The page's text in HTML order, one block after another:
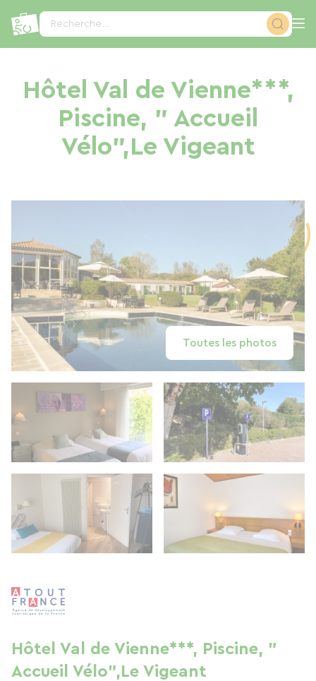
Recherche...
Hôtel Val de Vienne***,
Piscine, " Accueil
Vélo",Le Vigeant
Toutes les photos
Hôtel Val de Vienne***, Piscine, "
Accueil Vélo",Le Vigeant
Panneau de gestion des cookies